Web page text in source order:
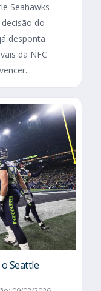
Seahawks
do
desponta
da NFC
Seattle